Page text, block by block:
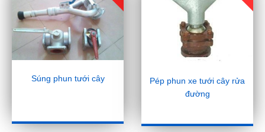
Súng phun tưới cây
Pép phun xe tưới cây rửa
đường